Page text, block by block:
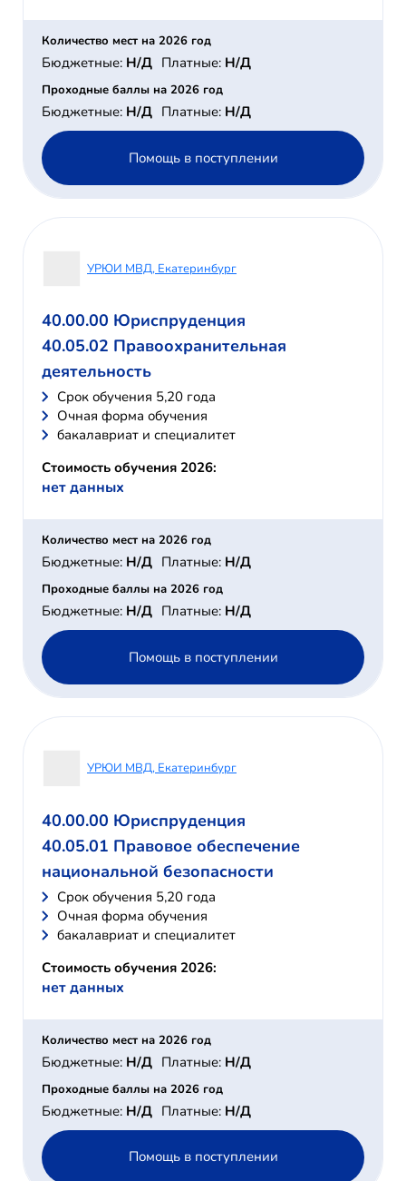
Количество мест на 2026 год
Бюджетные: Н/Д Платные: Н/Д
Проходные баллы на 2026 год
Бюджетные: Н/Д Платные: Н/Д
Помощь в поступлении
УРЮИ МВД, Екатеринбург
40.00.00 Юриспруденция
40.05.02 Правоохранительная
деятельность
Cрок обучения 5,20 года
Очная форма обучения
бакалавриат и специалитет
Стоимость обучения 2026:
нет данных
Количество мест на 2026 год
Бюджетные: Н/Д Платные: Н/Д
Проходные баллы на 2026 год
Бюджетные: Н/Д Платные: Н/Д
Помощь в поступлении
УРЮИ МВД, Екатеринбург
40.00.00 Юриспруденция
40.05.01 Правовое обеспечение
национальной безопасности
Cрок обучения 5,20 года
Очная форма обучения
бакалавриат и специалитет
Стоимость обучения 2026:
нет данных
Количество мест на 2026 год
Бюджетные: Н/Д Платные: Н/Д
Проходные баллы на 2026 год
Бюджетные: Н/Д Платные: Н/Д
Помощь в поступлении